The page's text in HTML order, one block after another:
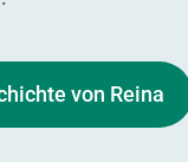
von Reina